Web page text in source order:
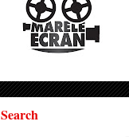
Search